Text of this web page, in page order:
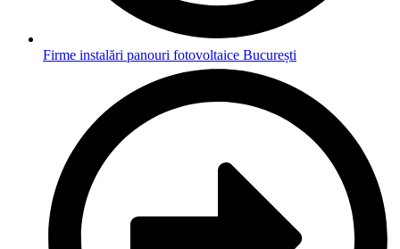
Firme instalări panouri fotovoltaice București